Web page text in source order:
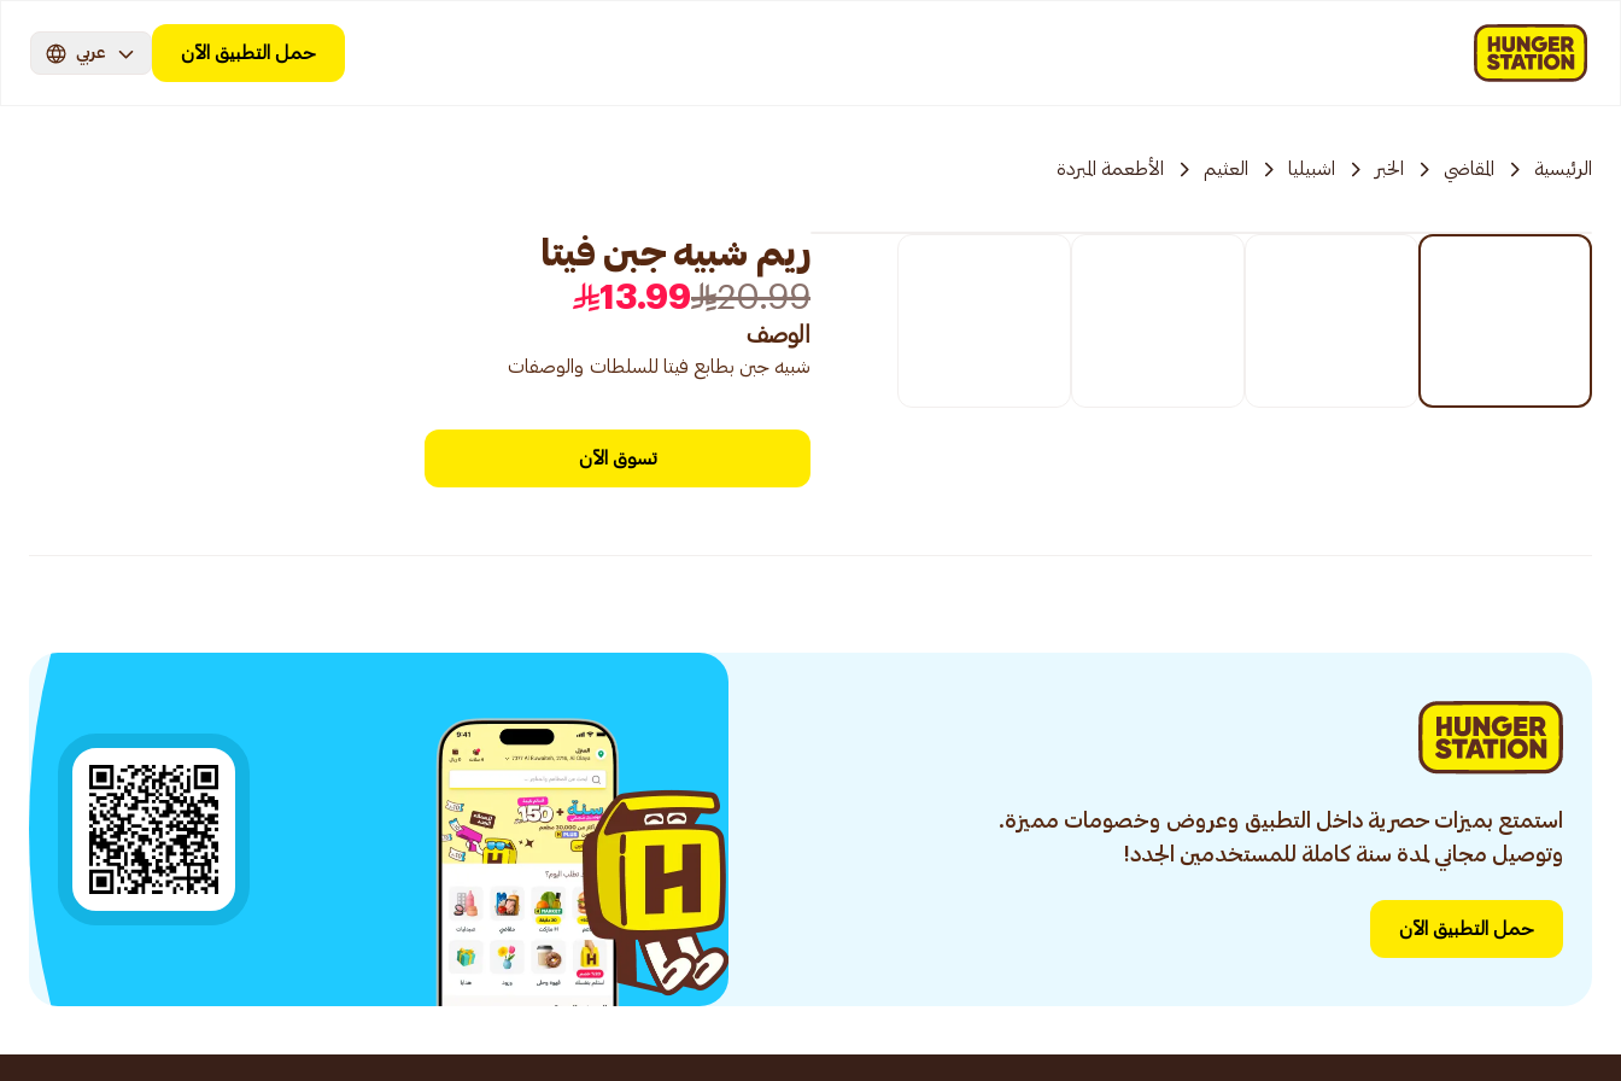
حمل التطبيق الآن عربي
الرئيسية المقاضي الخبر اشبيليا العثيم الأطعمة المبردة
ريم شبيه جبن فيتا
20.99
13.99
الوصف
شبيه جبن بطابع فيتا للسلطات والوصفات
تسوق الآن
استمتع بميزات حصرية داخل التطبيق وعروض وخصومات مميزة.
وتوصيل مجاني لمدة سنة كاملة للمستخدمين الجدد!
حمل التطبيق الآن